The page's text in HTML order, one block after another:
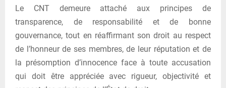
Le CNT demeure attaché aux principes de
transparence, de responsabilité et de bonne
gouvernance, tout en réaffirmant son droit au respect
de l’honneur de ses membres, de leur réputation et de
la présomption d’innocence face à toute accusation
qui doit être appréciée avec rigueur, objectivité et